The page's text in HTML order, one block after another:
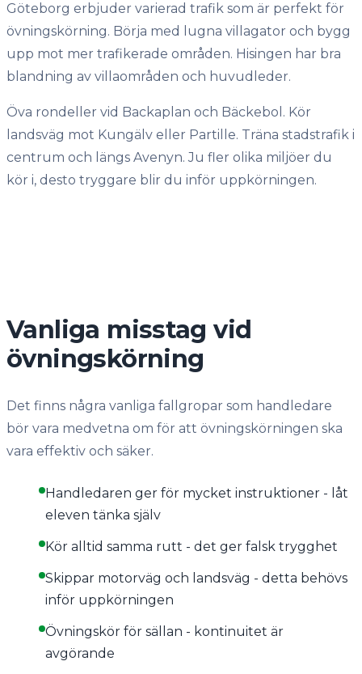
Göteborg erbjuder varierad trafik som är perfekt för
övningskörning. Börja med lugna villagator och bygg
upp mot mer trafikerade områden. Hisingen har bra
blandning av villaområden och huvudleder.
Öva rondeller vid Backaplan och Bäckebol. Kör
landsväg mot Kungälv eller Partille. Träna stadstrafik i
centrum och längs Avenyn. Ju fler olika miljöer du
kör i, desto tryggare blir du inför uppkörningen.
Vanliga misstag vid
övningskörning
Det finns några vanliga fallgropar som handledare
bör vara medvetna om för att övningskörningen ska
vara effektiv och säker.
Handledaren ger för mycket instruktioner - låt
eleven tänka själv
Kör alltid samma rutt - det ger falsk trygghet
Skippar motorväg och landsväg - detta behövs
inför uppkörningen
Övningskör för sällan - kontinuitet är
avgörande